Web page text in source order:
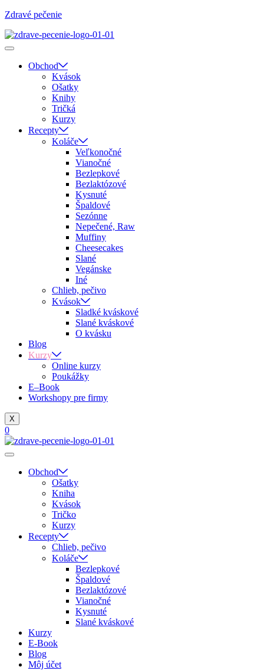
Zdravé pečenie
Obchod
Kvások
Ošatky
Knihy
Tričká
Kurzy
Recepty
Koláče
Veľkonočné
Vianočné
Bezlepkové
Bezlaktózové
Kysnuté
Špaldové
Sezónne
Nepečené, Raw
Muffiny
Cheesecakes
Slané
Vegánske
Iné
Chlieb, pečivo
Kvások
Sladké kváskové
Slané kváskové
O kvásku
Blog
Kurzy
Online kurzy
Poukážky
E–Book
Workshopy pre firmy
X
0
Obchod
Ošatky
Kniha
Kvások
Tričko
Kurzy
Recepty
Chlieb, pečivo
Koláče
Bezlepkové
Špaldové
Bezlaktózové
Vianočné
Kysnuté
Slané kváskové
Kurzy
E-Book
Blog
Môj účet